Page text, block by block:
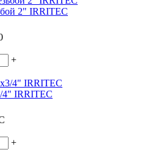
2" IRRITEC
+
4" IRRITEC
+